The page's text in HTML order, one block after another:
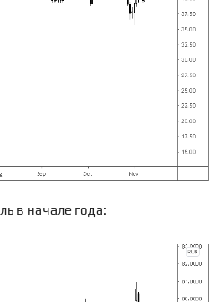
в начале года: